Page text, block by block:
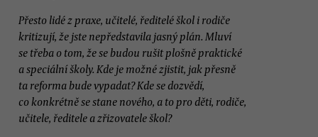
Přesto lidé z praxe, učitelé, ředitelé škol i rodiče
kritizují, že jste nepředstavila jasný plán. Mluví
se třeba o tom, že se budou rušit plošně praktické
a speciální školy. Kde je možné zjistit, jak přesně
ta reforma bude vypadat? Kde se dozvědí,
co konkrétně se stane nového, a to pro děti, rodiče,
učitele, ředitele a zřizovatele škol?